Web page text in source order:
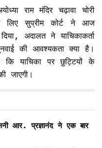
राम मंदिर चढ़ावा चोरी
लिए सुप्रीम कोर्ट ने आज
अदालत ने याचिकाकर्ता
की आवश्यकता क्या है।
कि याचिका पर छुट्टियों के
जाएगी।
आर. प्रज्ञानंद ने एक बार